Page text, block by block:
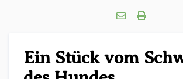
Ein Stück vom